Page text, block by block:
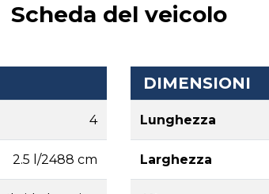
Scheda del veicolo
4
2.5 l/2488 cm
DIMENSIONI
Lunghezza
Larghezza